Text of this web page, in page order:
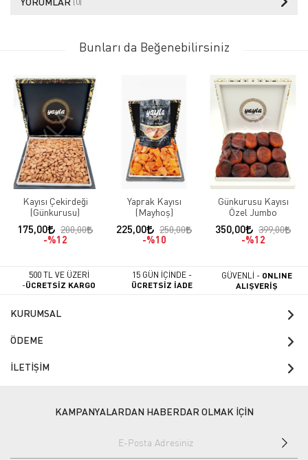
Bunları da Beğenebilirsiniz
Kayısı Çekirdeği
(Günkurusu)
175,00
200,00
%12
Yaprak Kayısı
(Mayhoş)
225,00
250,00
%10
Günkurusu Kayısı
Özel Jumbo
350,00
399,00
%12
500 TL VE ÜZERİ
-ÜCRETSİZ KARGO
15 GÜN İÇİNDE -
ÜCRETSİZ İADE
GÜVENLİ - ONLINE
ALIŞVERİŞ
KURUMSAL
ÖDEME
İLETİŞİM
KAMPANYALARDAN HABERDAR OLMAK İÇİN